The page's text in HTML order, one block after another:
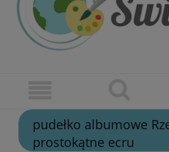
pudełko albumowe
prostokątne ecru